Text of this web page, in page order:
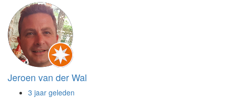
Jeroen van der Wal
3 jaar geleden